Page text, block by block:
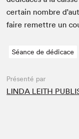
cer­tain nom­bre
faire remet­tre un
Séance de dédicace
Présenté par
LINDA LEITH